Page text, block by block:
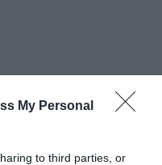
My Personal
to third parties, or